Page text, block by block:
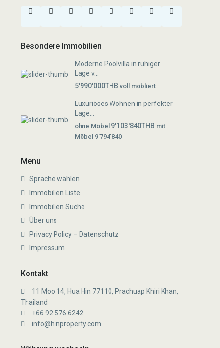
Besondere Immobilien
Moderne Poolvilla in ruhiger
Lage v...
5'990'000THBvoll möbliert
Luxuriöses Wohnen in perfekter
Lage...
ohne Möbel 9'103'840THB mit
Möbel 9'794'840
Menu
Sprache wählen
Immobilien Liste
Immobilien Suche
Über uns
Privacy Policy – Datenschutz
Impressum
Kontakt
11 Moo 14, Hua Hin 77110, Prachuap Khiri Khan,
Thailand
+66 92 576 6242
info@hinproperty.com